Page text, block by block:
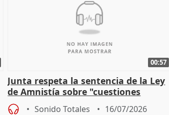
00:57
Junta respeta la sentencia de la Ley
de Amnistía sobre "cuestiones
técnicas" que "no avalan la const
Sonido Totales 16/07/2026